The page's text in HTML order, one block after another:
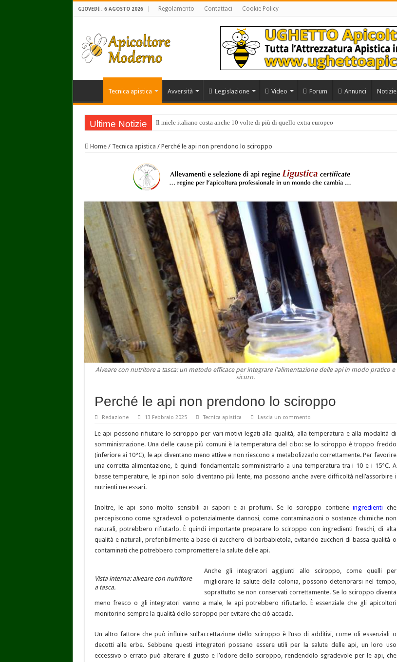
GIOVEDÌ , 6 AGOSTO 2026 Regolamento Contattaci Cookie Policy
Tecnica apistica Avversità Legislazione Video Forum Annunci Notizie
Ultime Notizie Il miele italiano costa anche 10 volte di più di quello extra europeo
Incontro tra IZSLT e Federazione Apicoltori Italiani
Home / Tecnica apistica / Perché le api non prendono lo sciroppo
Alveare con nutritore a tasca: un metodo efficace per integrare l'alimentazione delle api in modo pratico e
sicuro.
Perché le api non prendono lo sciroppo
Redazione 13 Febbraio 2025 Tecnica apistica Lascia un commento
Le api possono rifiutare lo sciroppo per vari motivi legati alla qualità, alla temperatura e alla modalità di
somministrazione. Una delle cause più comuni è la temperatura del cibo: se lo sciroppo è troppo freddo
(inferiore ai 10°C), le api diventano meno attive e non riescono a metabolizzarlo correttamente. Per favorire
una corretta alimentazione, è quindi fondamentale somministrarlo a una temperatura tra i 10 e i 15°C. A
basse temperature, le api non solo diventano più lente, ma possono anche avere difficoltà nell’assorbire i
nutrienti necessari.
Inoltre, le api sono molto sensibili ai sapori e ai profumi. Se lo sciroppo contieneingredienti che
percepiscono come sgradevoli o potenzialmente dannosi, come contaminazioni o sostanze chimiche non
naturali, potrebbero rifiutarlo. È quindi importante preparare lo sciroppo con ingredienti freschi, di alta
qualità e naturali, preferibilmente a base di zucchero di barbabietola, evitando zuccheri di bassa qualità o
contaminati che potrebbero compromettere la salute delle api.
Vista interna: alveare con nutritore
a tasca.
Anche gli integratori aggiunti allo sciroppo, come quelli per
migliorare la salute della colonia, possono deteriorarsi nel tempo,
soprattutto se non conservati correttamente. Se lo sciroppo diventa
meno fresco o gli integratori vanno a male, le api potrebbero rifiutarlo. È essenziale che gli apicoltori
monitorino sempre la qualità dello sciroppo per evitare che ciò accada.
Un altro fattore che può influire sull’accettazione dello sciroppo è l’uso di additivi, come oli essenziali o
decotti alle erbe. Sebbene questi integratori possano essere utili per la salute delle api, un loro uso
eccessivo o errato può alterare il gusto e l’odore dello sciroppo, rendendolo sgradevole per le api, che